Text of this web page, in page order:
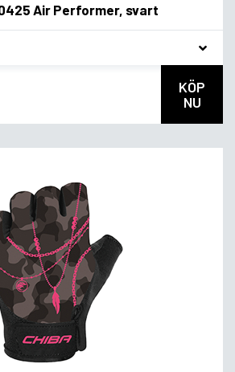
Air Performer, svart
KÖP
NU